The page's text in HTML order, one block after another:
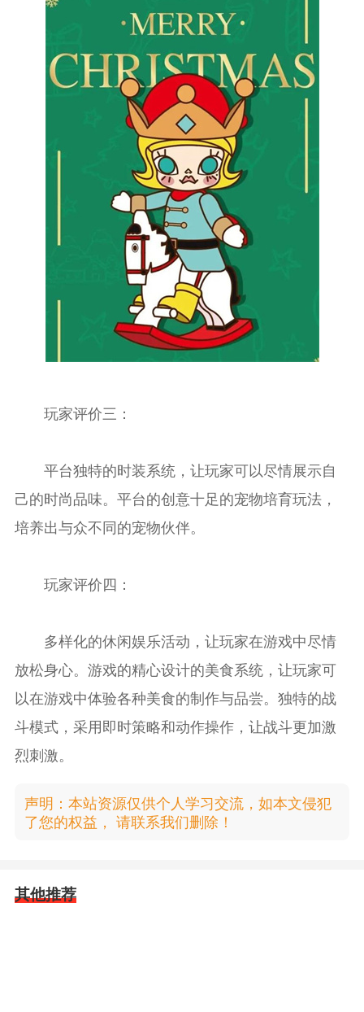
玩家评价三：
平台独特的时装系统，让玩家可以尽情展示自
己的时尚品味。平台的创意十足的宠物培育玩法，
培养出与众不同的宠物伙伴。
玩家评价四：
多样化的休闲娱乐活动，让玩家在游戏中尽情
放松身心。游戏的精心设计的美食系统，让玩家可
以在游戏中体验各种美食的制作与品尝。独特的战
斗模式，采用即时策略和动作操作，让战斗更加激
烈刺激。
声明：本站资源仅供个人学习交流，如本文侵犯
了您的权益， 请联系我们删除！
其他推荐